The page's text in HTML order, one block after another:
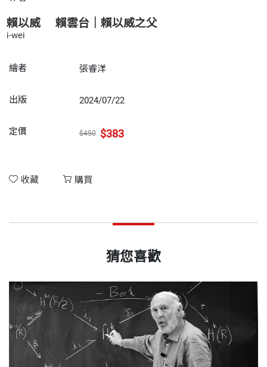
賴以威
i-wei
賴雲台｜賴以威之父
繪者 張睿洋
出版 2024/07/22
定價 $450 $383
收藏 購買
猜您喜歡